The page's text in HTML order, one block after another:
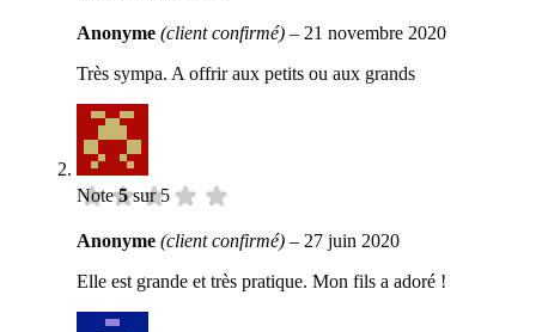
Anonyme (client confirmé) – 21 novembre 2020
Très sympa. A offrir aux petits ou aux grands
Note5sur 5
Anonyme (client confirmé) – 27 juin 2020
Elle est grande et très pratique. Mon fils a adoré !